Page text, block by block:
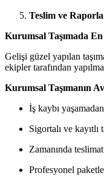
Teslim ve
Kurumsal Taşımada
Gelişi güzel yapılan
ekipler tarafından
Kurumsal Taşımanın
İş kaybı
Sigortalı ve kayıtlı
Zamanında teslimat
Profesyonel